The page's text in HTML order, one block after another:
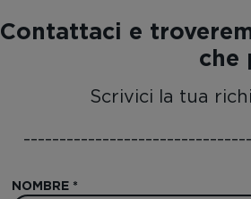
Contattaci e
che
Scrivici la tua
NOMBRE *